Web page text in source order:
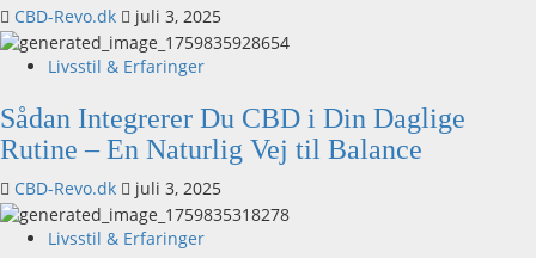
CBD-Revo.dk juli 3, 2025
Livsstil & Erfaringer
Sådan Integrerer Du CBD i Din Daglige
Rutine – En Naturlig Vej til Balance
CBD-Revo.dk juli 3, 2025
Livsstil & Erfaringer